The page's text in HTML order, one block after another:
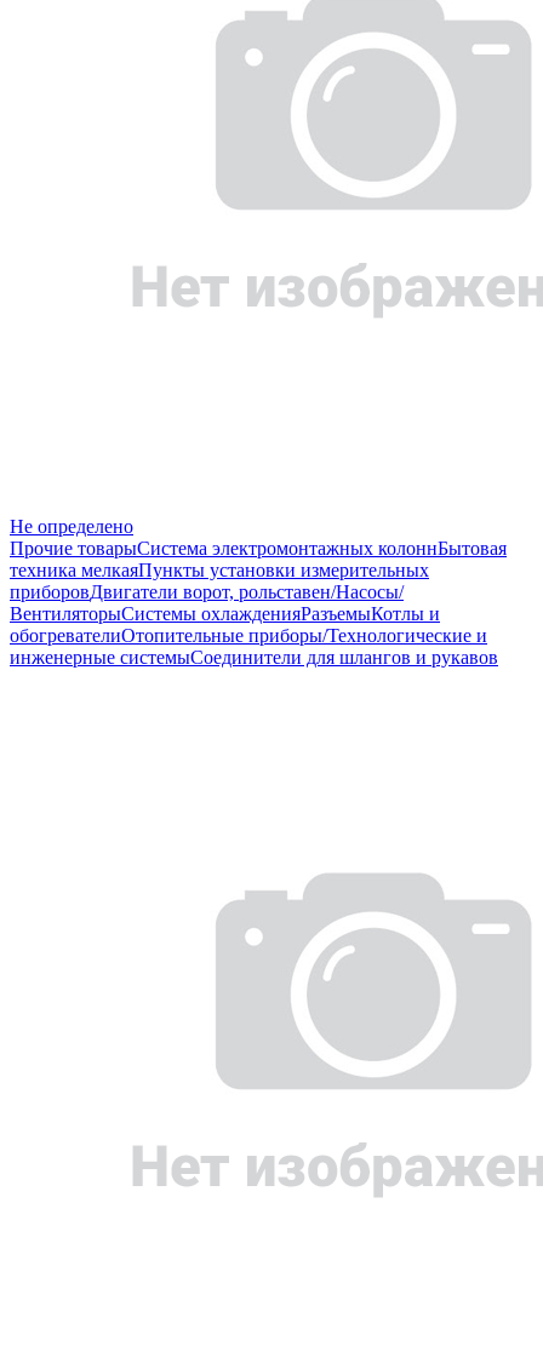
Не определено
Прочие товарыСистема электромонтажных колоннБытовая
техника мелкаяПункты установки измерительных
приборовДвигатели ворот, рольставен/Насосы/
ВентиляторыСистемы охлажденияРазъемыКотлы и
обогревателиОтопительные приборы/Технологические и
инженерные системыСоединители для шлангов и рукавов